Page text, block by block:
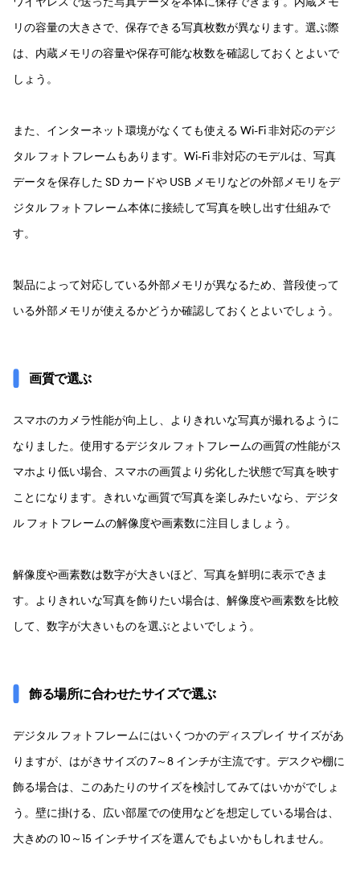
リの容量の大きさで、保存できる写真枚数が異なります。選ぶ際
は、内蔵メモリの容量や保存可能な枚数を確認しておくとよいで
しょう。
また、インターネット環境がなくても使える Wi-Fi 非対応のデジ
タル フォトフレームもあります。Wi-Fi 非対応のモデルは、写真
データを保存した SD カードや USB メモリなどの外部メモリをデ
ジタル フォトフレーム本体に接続して写真を映し出す仕組みで
す。
製品によって対応している外部メモリが異なるため、普段使って
いる外部メモリが使えるかどうか確認しておくとよいでしょう。
画質で選ぶ
スマホのカメラ性能が向上し、よりきれいな写真が撮れるように
なりました。使用するデジタル フォトフレームの画質の性能がス
マホより低い場合、スマホの画質より劣化した状態で写真を映す
ことになります。きれいな画質で写真を楽しみたいなら、デジタ
ル フォトフレームの解像度や画素数に注目しましょう。
解像度や画素数は数字が大きいほど、写真を鮮明に表示できま
す。よりきれいな写真を飾りたい場合は、解像度や画素数を比較
して、数字が大きいものを選ぶとよいでしょう。
飾る場所に合わせたサイズで選ぶ
デジタル フォトフレームにはいくつかのディスプレイ サイズがあ
りますが、はがきサイズの 7～8 インチが主流です。デスクや棚に
飾る場合は、このあたりのサイズを検討してみてはいかがでしょ
う。壁に掛ける、広い部屋での使用などを想定している場合は、
大きめの 10～15 インチサイズを選んでもよいかもしれません。